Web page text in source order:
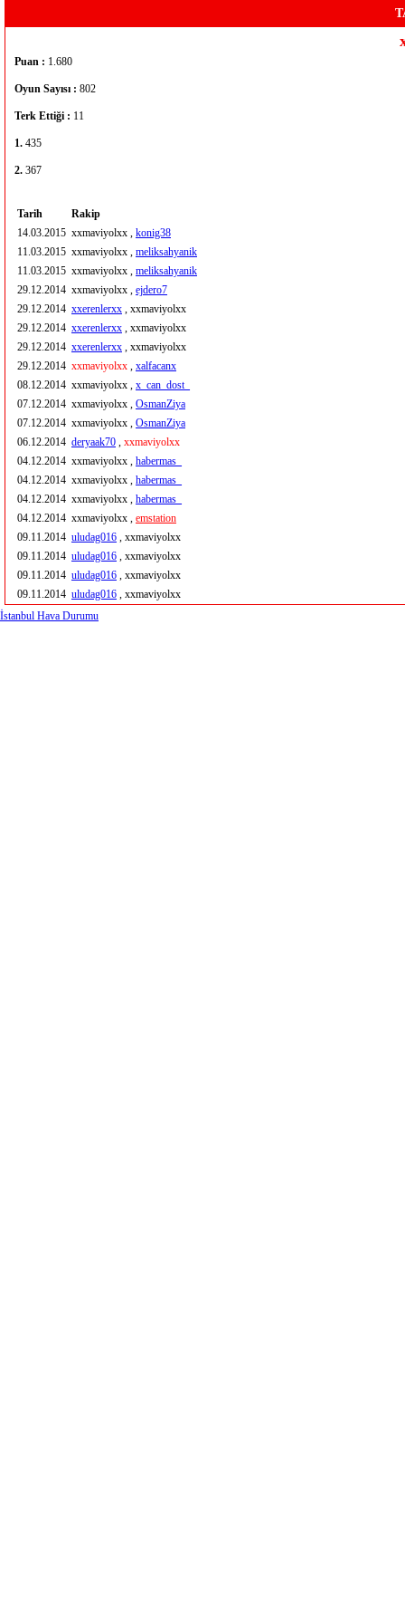
Puan : 1.680
Oyun Sayısı : 802
Terk Ettiği : 11
1. 435
2. 367
Tarih
Rakip
14.03.2015 xxmaviyolxx , konig38
11.03.2015 xxmaviyolxx , meliksahyanik
11.03.2015 xxmaviyolxx , meliksahyanik
29.12.2014 xxmaviyolxx , ejdero7
29.12.2014 xxerenlerxx , xxmaviyolxx
29.12.2014 xxerenlerxx , xxmaviyolxx
29.12.2014 xxerenlerxx , xxmaviyolxx
29.12.2014 xxmaviyolxx , xalfacanx
08.12.2014 xxmaviyolxx , x_can_dost_
07.12.2014 xxmaviyolxx , OsmanZiya
07.12.2014 xxmaviyolxx , OsmanZiya
06.12.2014 deryaak70 , xxmaviyolxx
04.12.2014 xxmaviyolxx , habermas_
04.12.2014 xxmaviyolxx , habermas_
04.12.2014 xxmaviyolxx , habermas_
04.12.2014 xxmaviyolxx , emstation
09.11.2014 uludag016 , xxmaviyolxx
09.11.2014 uludag016 , xxmaviyolxx
09.11.2014 uludag016 , xxmaviyolxx
09.11.2014 uludag016 , xxmaviyolxx
İstanbul Hava Durumu